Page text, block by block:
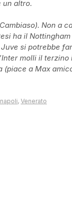
un altro.
Non a
ha il
si potrebbe
molli il
a Max
, Venerato